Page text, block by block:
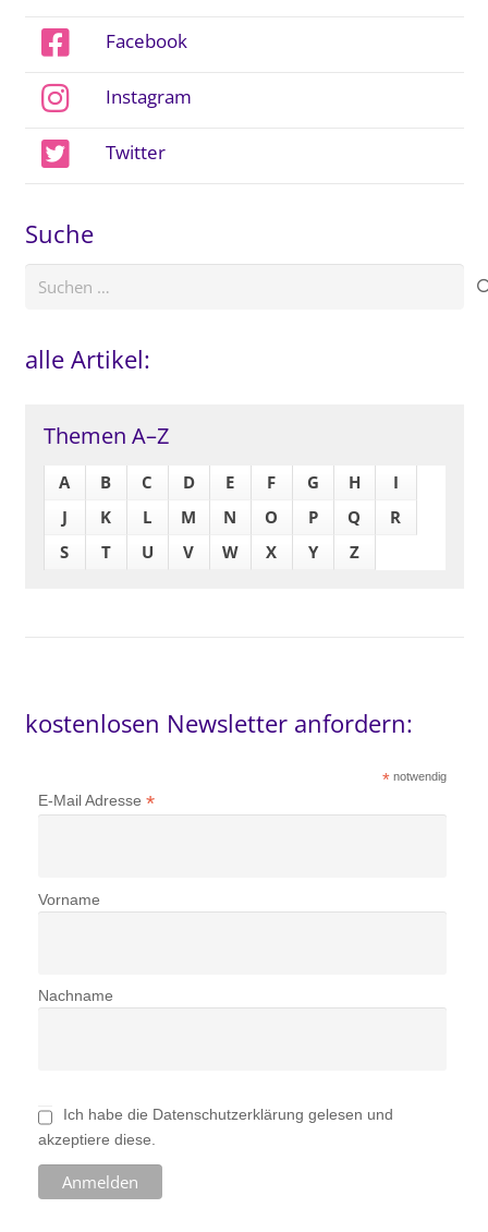
Facebook
Instagram
Twitter
Suche
Suchen
alle Artikel:
Themen A–Z
A B C D E F G H
I
J
K L M N O P Q
R
S
T U V W X Y Z
kostenlosen Newsletter anfordern:
*notwendig
E-Mail Adresse *
Vorname
Nachname
Ich habe die Datenschutzerklärung gelesen und
akzeptiere diese.